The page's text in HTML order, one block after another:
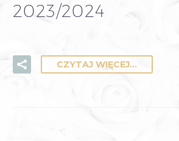
2023/2024
CZYTAJ WIĘCEJ...